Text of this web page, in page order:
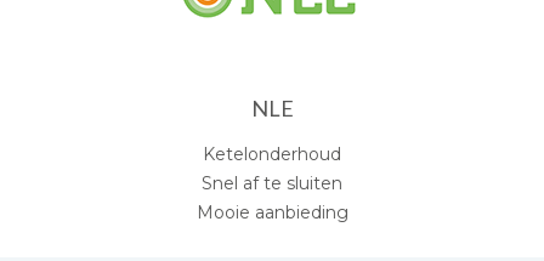
NLE
Ketelonderhoud
Snel af te sluiten
Mooie aanbieding